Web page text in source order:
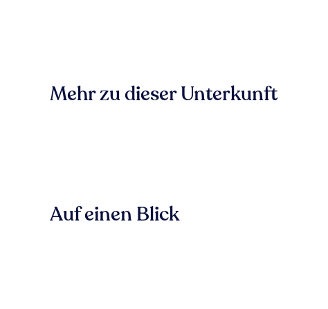
Mehr zu dieser Unterkunft
Auf einen Blick